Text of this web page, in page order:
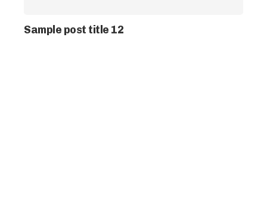
Sample post title 12